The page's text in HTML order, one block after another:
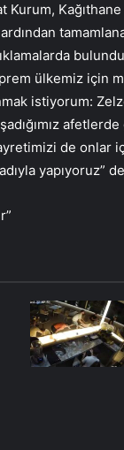
Kağıthane
ülkemiz için
istiyorum:
de onlar
yapıyoruz”